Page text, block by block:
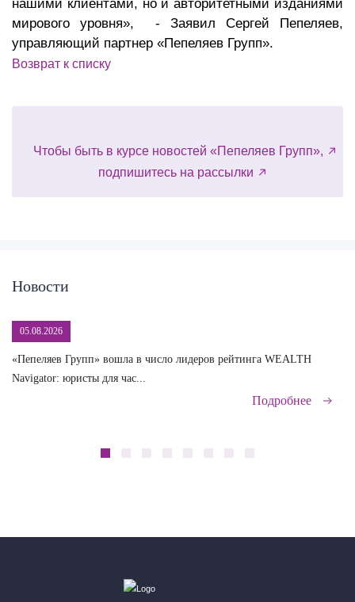
нашими клиентами, но и авторитетными изданиями
мирового уровня», - Заявил Сергей Пепеляев,
управляющий партнер «Пепеляев Групп».
Возврат к списку
Чтобы быть в курсе новостей «Пепеляев Групп»,
подпишитесь на рассылки
Новости
05.08.2026
«Пепеляев Групп» вошла в число лидеров рейтинга WEALTH
Navigator: юристы для час...
Подробнее